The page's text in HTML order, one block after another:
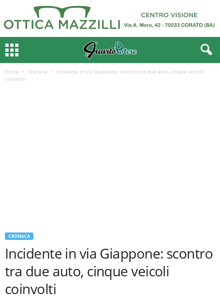
Home Cronaca
Incidente in via Giappone: scontro tra due auto, cinque veicoli
coinvolti
CRONACA
Incidente in via Giappone: scontro
tra due auto, cinque veicoli
coinvolti